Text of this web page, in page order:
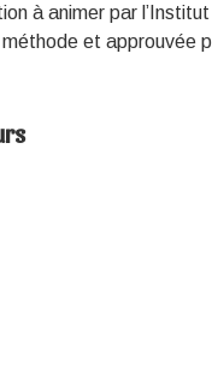
à animer par
et approuvée